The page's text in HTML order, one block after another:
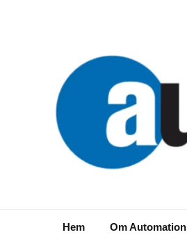
Hem Om Automation
NYHETER